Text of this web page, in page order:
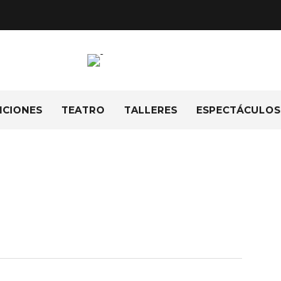
TEATRO TALLERES ESPECTÁCULOS